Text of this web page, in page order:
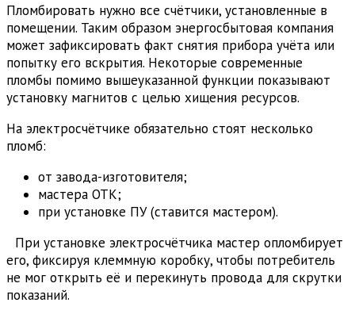
Пломбировать нужно все счётчики, установленные в
помещении. Таким образом энергосбытовая компания
может зафиксировать факт снятия прибора учёта или
попытку его вскрытия. Некоторые современные
пломбы помимо вышеуказанной функции показывают
установку магнитов с целью хищения ресурсов.
На электросчётчике обязательно стоят несколько
пломб:
от завода-изготовителя;
мастера ОТК;
при установке ПУ (ставится мастером).
При установке электросчётчика мастер опломбирует
его, фиксируя клеммную коробку, чтобы потребитель
не мог открыть её и перекинуть провода для скрутки
показаний.